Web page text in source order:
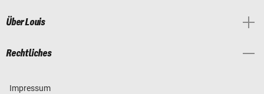
Über Louis
Rechtliches
Impressum